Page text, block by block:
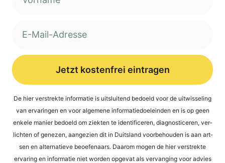
Jetzt kostenfrei eintragen
De hier ver­st­rek­te infor­ma­tie is uit­s­lui­tend bed­oeld voor de uit­wis­se­ling
van erva­rin­gen en voor alge­mene infor­ma­tied­oel­ein­den en is op geen
enke­le manier bed­oeld om ziek­ten te iden­ti­fi­ce­ren, dia­gno­sti­ce­ren, ver­
lich­ten of gene­zen, aan­ge­zi­en dit in Duit­s­land voor­be­hou­den is aan art­
sen en alter­na­tie­ve beoefen­aars. Daa­rom mogen de hier ver­st­rek­te
erva­ring en infor­ma­tie niet wor­den opge­vat als ver­van­ging voor advies